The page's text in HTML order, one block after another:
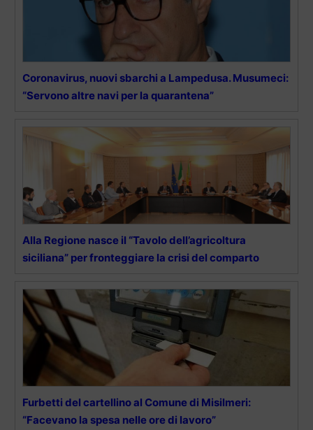
Coronavirus, nuovi sbarchi a Lampedusa. Musumeci:
“Servono altre navi per la quarantena”
Alla Regione nasce il “Tavolo dell’agricoltura
siciliana” per fronteggiare la crisi del comparto
Furbetti del cartellino al Comune di Misilmeri:
“Facevano la spesa nelle ore di lavoro”